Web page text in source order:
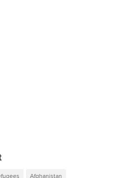
Afghanistan